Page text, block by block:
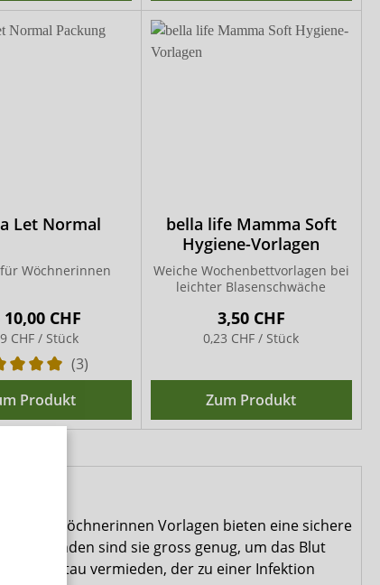
Let Normal
Wöchnerinnen
10,00 CHF
CHF / Stück
(3)
Produkt
bella life Mamma Soft
Hygiene-Vorlagen
Weiche Wochenbettvorlagen bei
leichter Blasenschwäche
3,50 CHF
0,23 CHF / Stück
Zum Produkt
Die Wöchnerinnen Vorlagen bieten eine sichere
Binden sind sie gross genug, um das Blut
Wärmestau vermieden, der zu einer Infektion